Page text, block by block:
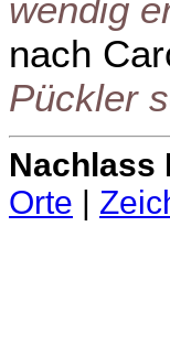
wendig
nach
Pückler
Nachlass
Orte |